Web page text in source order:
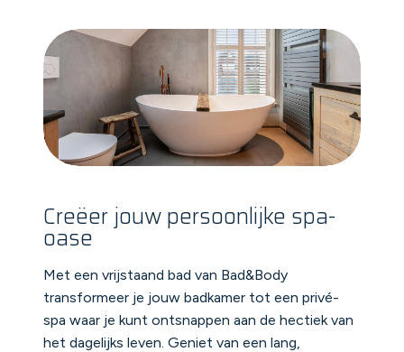
Creëer jouw persoonlijke spa-
oase
Met een vrijstaand bad van Bad&Body
transformeer je jouw badkamer tot een privé-
spa waar je kunt ontsnappen aan de hectiek van
het dagelijks leven. Geniet van een lang,